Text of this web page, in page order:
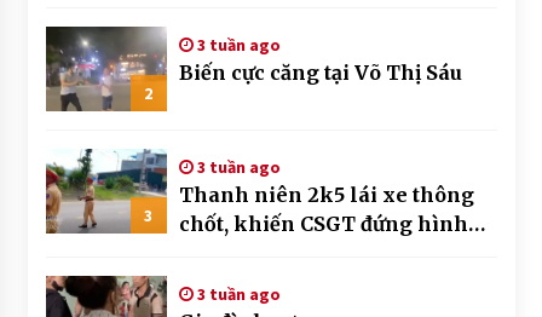
2
3 tuần ago
Biến cực căng tại Võ Thị Sáu
3
3 tuần ago
Thanh niên 2k5 lái xe thông
chốt, khiến CSGT đứng hình
3 tuần ago